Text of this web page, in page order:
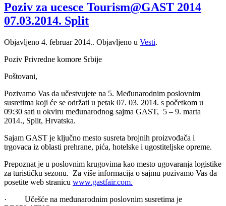
Poziv za ucesce Tourism@GAST 2014
07.03.2014. Split
Objavljeno 4. februar 2014.. Objavljeno u Vesti.
Poziv Privredne komore Srbije
Poštovani,
Pozivamo Vas da učestvujete na 5. Međunarodnim poslovnim
susretima koji će se održati u petak 07. 03. 2014. s početkom u
09:30 sati u okviru međunarodnog sajma GAST, 5 – 9. marta
2014., Split, Hrvatska.
Sajam GAST je ključno mesto susreta brojnih proizvođača i
trgovaca iz oblasti prehrane, pića, hotelske i ugostiteljske opreme.
Prepoznat je u poslovnim krugovima kao mesto ugovaranja logistike
za turističku sezonu. Za više informacija o sajmu pozivamo Vas da
posetite web stranicu www.gastfair.com.
· Učešće na međunarodnim poslovnim susretima je